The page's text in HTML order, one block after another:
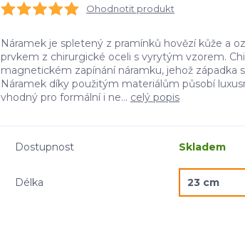
Ohodnotit produkt
Náramek je spletený z pramínků hovězí kůže a
prvkem z chirurgické oceli s vyrytým vzorem.
magnetickém zapínání náramku, jehož západka
Náramek díky použitým materiálům působí
vhodný pro formální i ne... celý popis
Dostupnost Skladem
Délka